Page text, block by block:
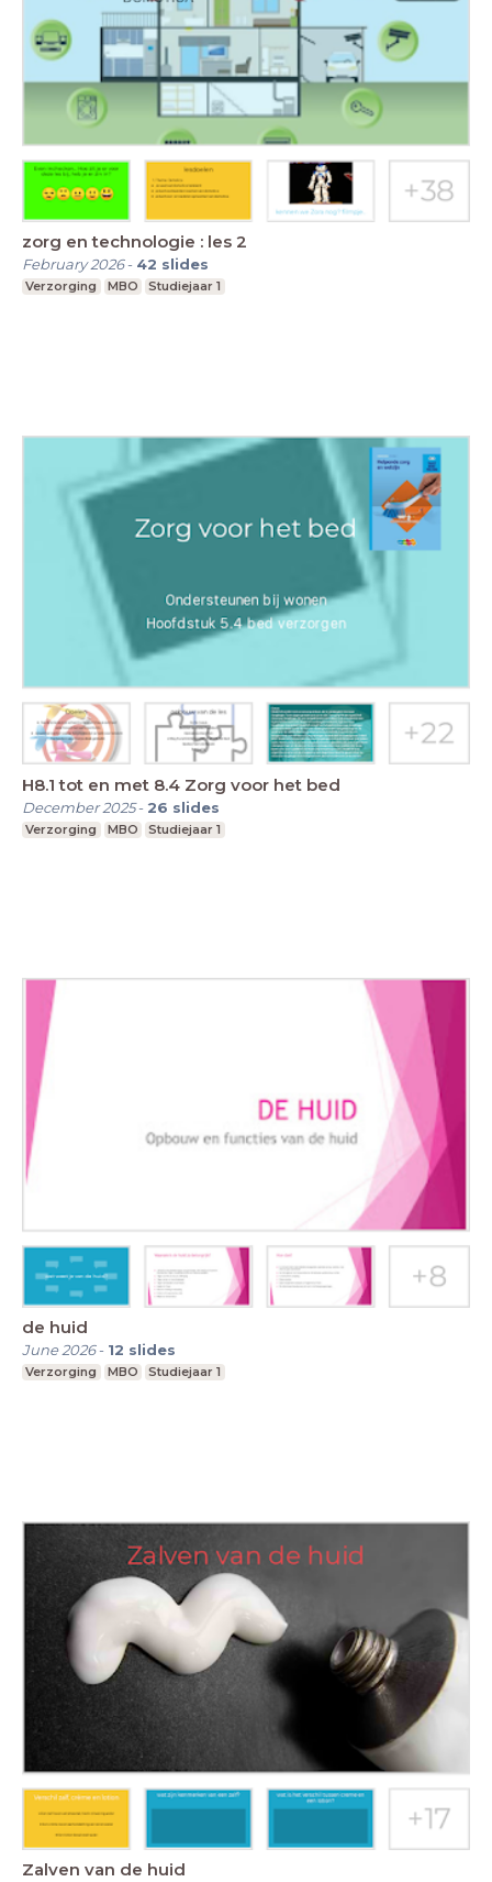
zorg en technologie : les 2
February 2026- 42 slides
Verzorging MBO Studiejaar 1
H8.1 tot en met 8.4 Zorg voor het bed
December 2025- 26 slides
Verzorging MBO Studiejaar 1
de huid
June 2026- 12 slides
Verzorging MBO Studiejaar 1
Zalven van de huid